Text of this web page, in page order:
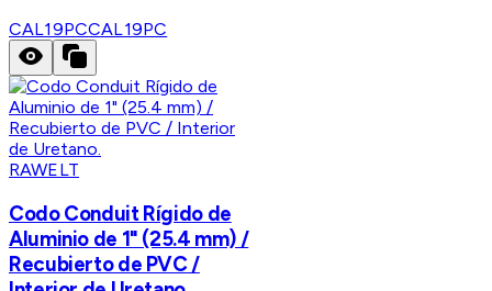
CAL19PCCAL19PC
RAWELT
Codo Conduit Rígido de
Aluminio de 1" (25.4 mm) /
Recubierto de PVC /